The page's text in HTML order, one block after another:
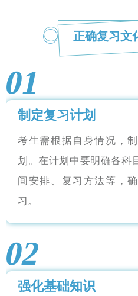
正确复习文
01
制定复习计划
考生需根据自身情况，
划。在计划中要明确各科
间安排、复习方法等，
习。
02
强化基础知识